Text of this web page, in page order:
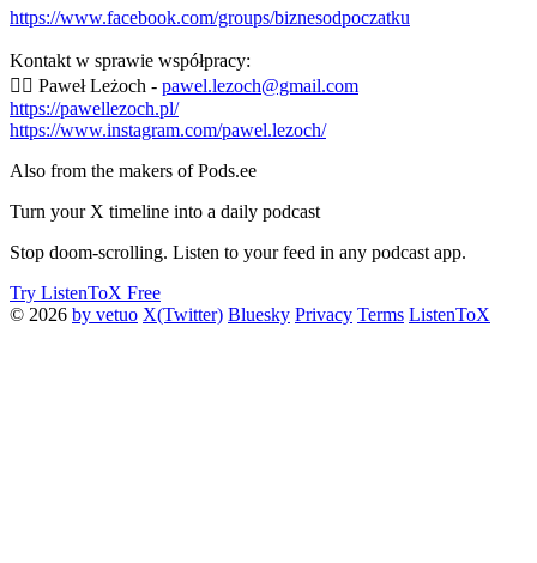
https://www.facebook.com/groups/biznesodpoczatku
Kontakt w sprawie współpracy:
🙎‍♂️ Paweł Leżoch - pawel.lezoch@gmail.com
https://pawellezoch.pl/
https://www.instagram.com/pawel.lezoch/
Also from the makers of Pods.ee
Turn your X timeline into a daily podcast
Stop doom-scrolling. Listen to your feed in any podcast app.
Try ListenToX Free
© 2026 by vetuo X(Twitter) Bluesky Privacy Terms ListenToX